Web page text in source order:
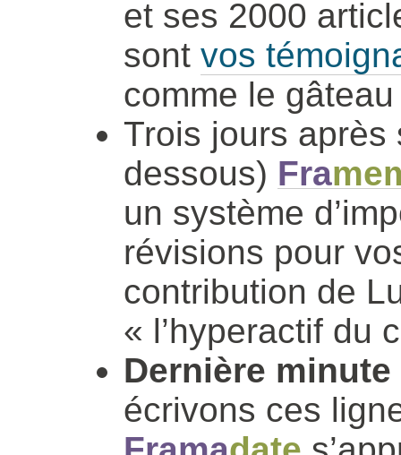
et ses 2000
sont vos
comme le
Trois jours après
dessous) Fra
un système
révisions pour
contribution de
« l’hyperactif du
Dernière minute
écrivons ces